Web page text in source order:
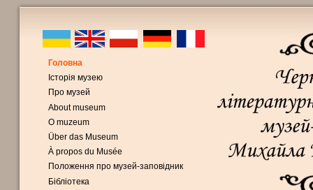
Головна
Історія музею
Про музей
About museum
O muzeum
Über das Museum
À propos du Musée
Положення про музей-заповідник
Бібліотека